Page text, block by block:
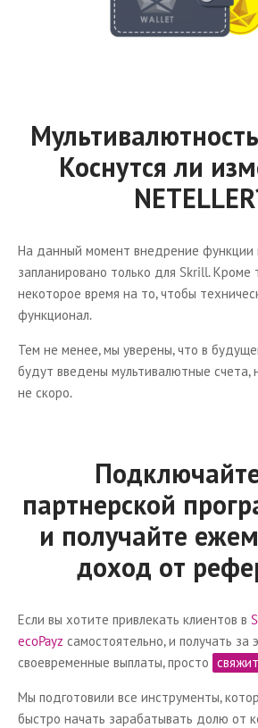
Коснутся ли
На данный момент внедрение функции
запланировано только для Skrill. Кроме
некоторое время на то, чтобы
функционал.
Тем не менее, мы уверены, что в
будут введены мультивалютные счета,
не скоро.
партнерской
и получайте
доход от
Если вы хотите привлекать клиентов в
ecoPayz самостоятельно, и получать за
своевременные выплаты, просто
Мы подготовили все инструменты,
быстро начать зарабатывать долю от